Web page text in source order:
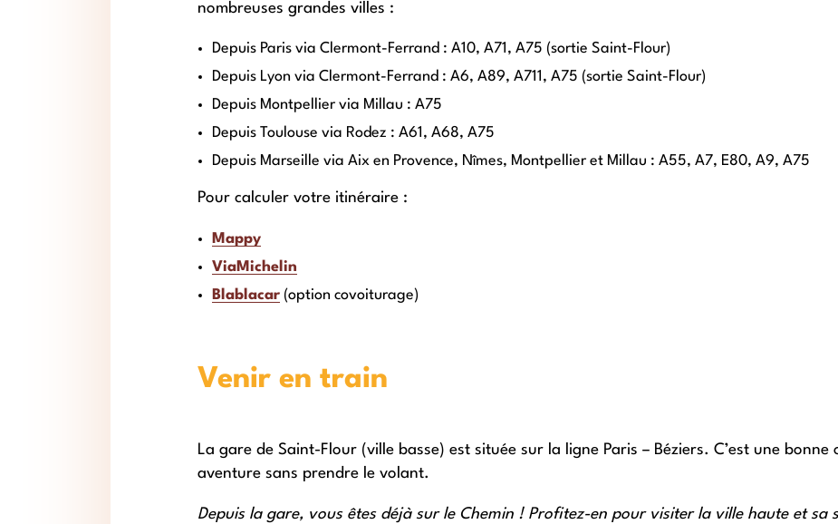
nombreuses grandes villes :
Depuis Paris via Clermont-Ferrand : A10, A71, A75 (sortie Saint-Flour)
Depuis Lyon via Clermont-Ferrand : A6, A89, A711, A75 (sortie Saint-Flour)
Depuis Montpellier via Millau : A75
Depuis Toulouse via Rodez : A61, A68, A75
Depuis Marseille via Aix en Provence, Nîmes, Montpellier et Millau : A55, A7, E80, A9, A75
Pour calculer votre itinéraire :
Mappy
ViaMichelin
Blablacar (option covoiturage)
Venir en train
La gare de Saint-Flour (ville basse) est située sur la ligne Paris – Béziers. C’est une
aventure sans prendre le volant.
Depuis la gare, vous êtes déjà sur le Chemin ! Profitez-en pour visiter la ville haute et sa